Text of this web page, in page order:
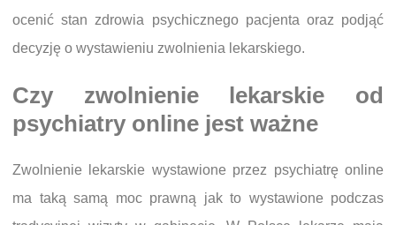
ocenić stan zdrowia psychicznego pacjenta oraz podjąć
decyzję o wystawieniu zwolnienia lekarskiego.
Czy zwolnienie lekarskie od
psychiatry online jest ważne
Zwolnienie lekarskie wystawione przez psychiatrę online
ma taką samą moc prawną jak to wystawione podczas